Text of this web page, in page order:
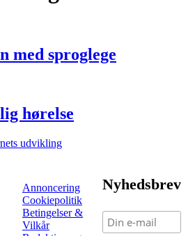
med sproglege
hørelse
Annoncering
Cookiepolitik
Betingelser &
Vilkår
Nyhedsbrev